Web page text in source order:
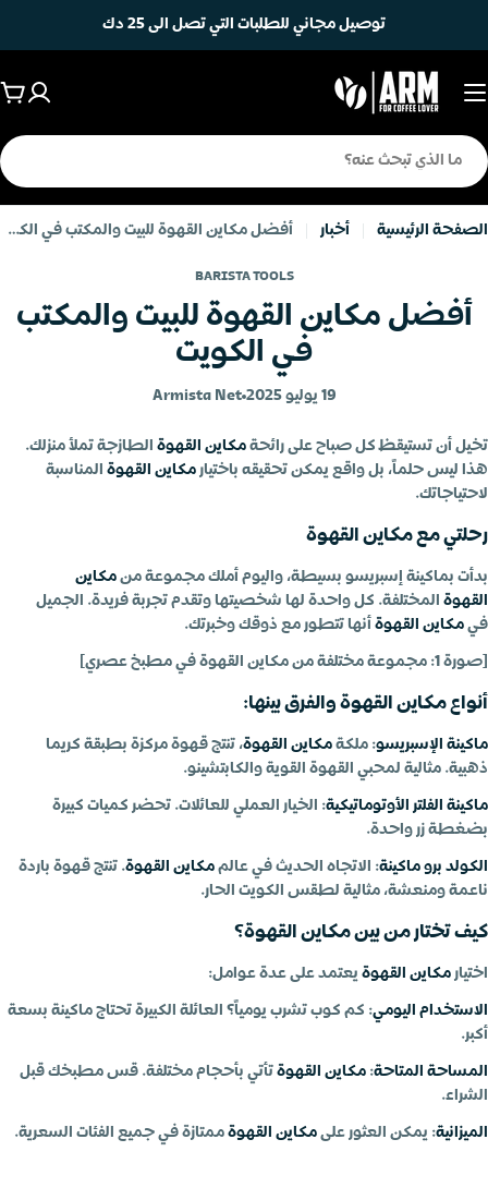
توصيل مجاني للطلبات التي تصل الى 25 دك
بحث
الصفحة الرئيسية أخبار أفضل مكاين القهوة للبيت والمكتب في الكويت
BARISTA TOOLS
أفضل مكاين القهوة للبيت والمكتب
في الكويت
19 يوليو 2025 Armista Net
تخيل أن تستيقظ كل صباح على رائحة مكاين القهوة الطازجة تملأ منزلك.
هذا ليس حلماً، بل واقع يمكن تحقيقه باختيار مكاين القهوة المناسبة
لاحتياجاتك.
رحلتي مع مكاين القهوة
بدأت بماكينة إسبريسو بسيطة، واليوم أملك مجموعة من مكاين
القهوة المختلفة. كل واحدة لها شخصيتها وتقدم تجربة فريدة. الجميل
في مكاين القهوة أنها تتطور مع ذوقك وخبرتك.
[صورة 1: مجموعة مختلفة من مكاين القهوة في مطبخ عصري]
أنواع مكاين القهوة والفرق بينها:
ماكينة الإسبريسو: ملكة مكاين القهوة، تنتج قهوة مركزة بطبقة كريما
ذهبية. مثالية لمحبي القهوة القوية والكابتشينو.
ماكينة الفلتر الأوتوماتيكية: الخيار العملي للعائلات. تحضر كميات كبيرة
بضغطة زر واحدة.
الكولد برو ماكينة: الاتجاه الحديث في عالم مكاين القهوة. تنتج قهوة باردة
ناعمة ومنعشة، مثالية لطقس الكويت الحار.
كيف تختار من بين مكاين القهوة؟
اختيار مكاين القهوة يعتمد على عدة عوامل:
الاستخدام اليومي: كم كوب تشرب يومياً؟ العائلة الكبيرة تحتاج ماكينة بسعة
أكبر.
المساحة المتاحة: مكاين القهوة تأتي بأحجام مختلفة. قس مطبخك قبل
الشراء.
الميزانية: يمكن العثور على مكاين القهوة ممتازة في جميع الفئات السعرية.